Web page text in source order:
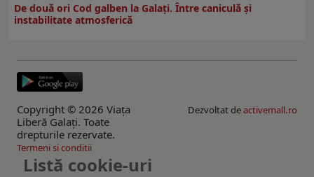
De două ori Cod galben la Galaţi. Între caniculă şi
instabilitate atmosferică
Copyright © 2026 Viaţa
Liberă Galaţi. Toate
drepturile rezervate.
Dezvoltat deactivemall.ro
Termeni si conditii
Listă cookie-uri